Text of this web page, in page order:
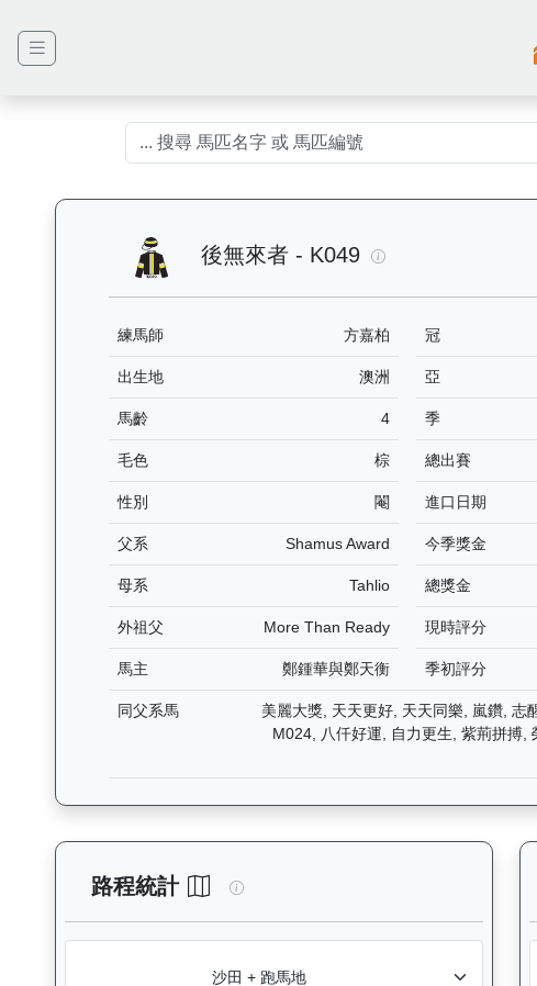
後無來者 - K049 後無來者（
練馬師 方嘉柏 冠
出生地 澳洲 亞
馬齡 4 季
毛色 棕 總出賽
性別 閹 進口日期
父系 Shamus Award 今季獎金
母系 Tahlio 總獎金
外祖父 More Than Ready 現時評分
馬主 鄭鍾華與鄭天衡 季初評分
同父系馬
美麗大獎, 天天更好, 天天同樂, 嵐鑽, 志
M024, 八仟好運, 自力更生, 紫荊拼搏,
路程統計 後無來者（K049）— 路程統